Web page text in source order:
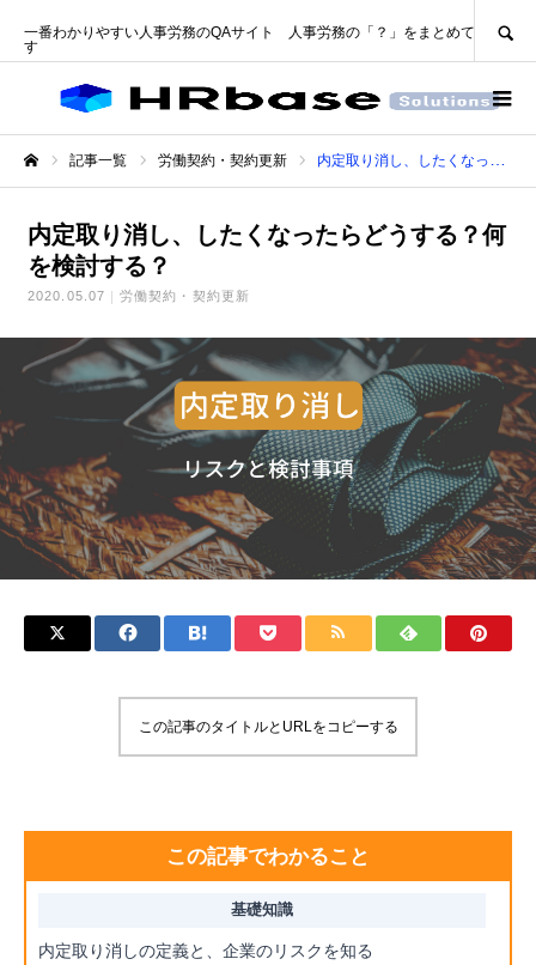
一番わかりやすい人事労務のQAサイト 人事労務の「？」をまとめて解決しま
す
記事一覧 労働契約・契約更新 内定取り消し、したくなったらどうする？何を検討する？
内定取り消し、したくなったらどうする？何
を検討する？
2020.05.07 労働契約・契約更新
この記事のタイトルとURLをコピーする
この記事でわかること
内定取り消しの定義と、企業のリスクを知る